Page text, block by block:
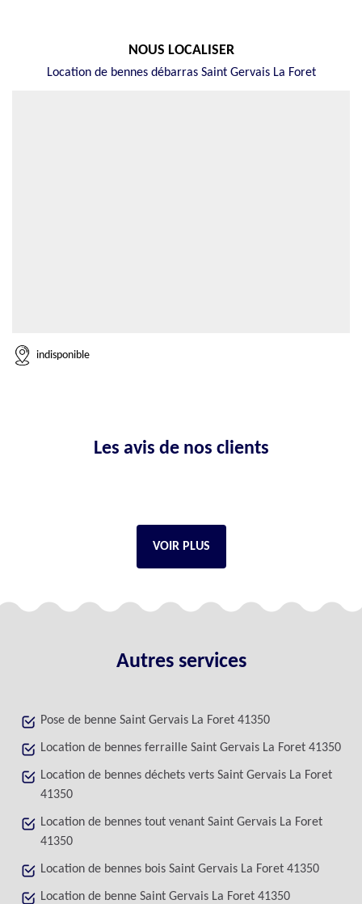
NOUS LOCALISER
Location de bennes débarras Saint Gervais La Foret
indisponible
Les avis de nos clients
VOIR PLUS
Autres services
Pose de benne Saint Gervais La Foret 41350
Location de bennes ferraille Saint Gervais La Foret 41350
Location de bennes déchets verts Saint Gervais La Foret
41350
Location de bennes tout venant Saint Gervais La Foret
41350
Location de bennes bois Saint Gervais La Foret 41350
Location de benne Saint Gervais La Foret 41350